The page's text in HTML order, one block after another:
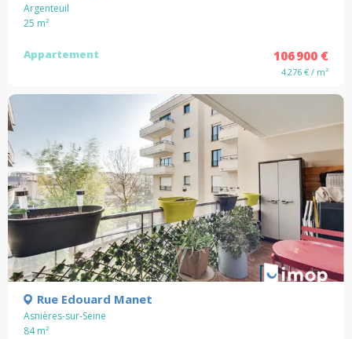
Argenteuil
25 m²
Appartement 106 900 €
4 276 € / m²
Rue Edouard Manet
Asnières-sur-Seine
84m²